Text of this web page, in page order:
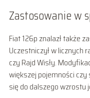
Zastosowanie w
Fiat 126p znalazł także
Uczestniczył w licznych
czy Rajd Wisły.
większej pojemności
się do dalszego wzrostu